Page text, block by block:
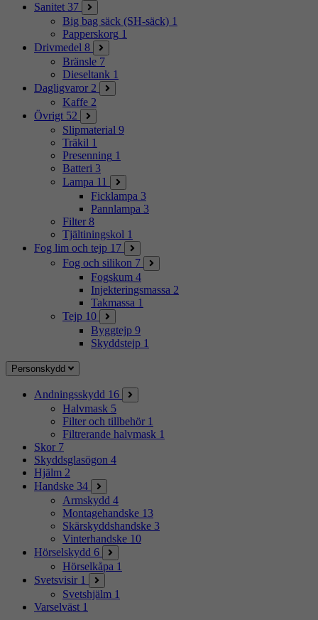
Sanitet 37
Big bag säck (SH-säck) 1
Papperskorg 1
Drivmedel 8
Bränsle 7
Dieseltank 1
Dagligvaror 2
Kaffe 2
Övrigt 52
Slipmaterial 9
Träkil 1
Presenning 1
Batteri 3
Lampa 11
Ficklampa 3
Pannlampa 3
Filter 8
Tjältiningskol 1
Fog lim och tejp 17
Fog och silikon 7
Fogskum 4
Injekteringsmassa 2
Takmassa 1
Tejp 10
Byggtejp 9
Skyddstejp 1
Personskydd
Andningsskydd 16
Halvmask 5
Filter och tillbehör 1
Filtrerande halvmask 1
Skor 7
Skyddsglasögon 4
Hjälm 2
Handske 34
Armskydd 4
Montagehandske 13
Skärskyddshandske 3
Vinterhandske 10
Hörselskydd 6
Hörselkåpa 1
Svetsvisir 1
Svetshjälm 1
Varselväst 1